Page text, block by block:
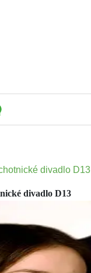
divadlo D13
divadlo D13